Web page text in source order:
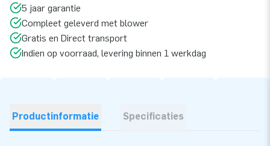
5 jaar garantie
Compleet geleverd met blower
Gratis en Direct transport
Indien op voorraad, levering binnen 1 werkdag
Productinformatie Specificaties